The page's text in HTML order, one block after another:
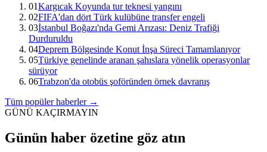
01Kargıcak Koyunda tur teknesi yangını
02FIFA'dan dört Türk kulübüne transfer engeli
03İstanbul Boğazı'nda Gemi Arızası: Deniz Trafiği
Durduruldu
04Deprem Bölgesinde Konut İnşa Süreci Tamamlanıyor
05Türkiye genelinde aranan şahıslara yönelik operasyonlar
sürüyor
06Trabzon'da otobüs şoföründen örnek davranış
Tüm popüler haberler →
GÜNÜ KAÇIRMAYIN
Günün haber özetine göz atın